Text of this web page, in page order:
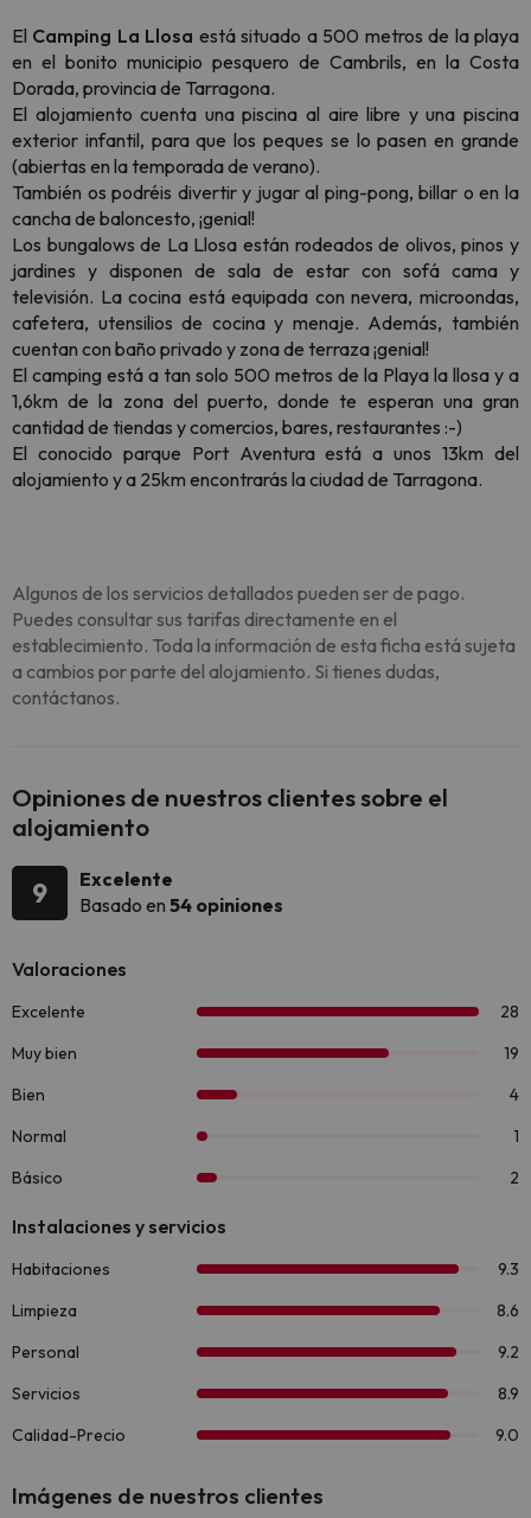
El Camping La Llosa está situado a 500 metros de la playa
en el bonito municipio pesquero de Cambrils, en la Costa
Dorada, provincia de Tarragona.
El alojamiento cuenta una piscina al aire libre y una piscina
exterior infantil, para que los peques se lo pasen en grande
(abiertas en la temporada de verano).
También os podréis divertir y jugar al ping-pong, billar o en la
cancha de baloncesto, ¡genial!
Los bungalows de La Llosa están rodeados de olivos, pinos y
jardines y disponen de sala de estar con sofá cama y
televisión. La cocina está equipada con nevera, microondas,
cafetera, utensilios de cocina y menaje. Además, también
cuentan con baño privado y zona de terraza ¡genial!
El camping está a tan solo 500 metros de la Playa la llosa y a
1,6km de la zona del puerto, donde te esperan una gran
cantidad de tiendas y comercios, bares, restaurantes :-)
El conocido parque Port Aventura está a unos 13km del
alojamiento y a 25km encontrarás la ciudad de Tarragona.
Algunos de los servicios detallados pueden ser de pago.
Puedes consultar sus tarifas directamente en el
establecimiento. Toda la información de esta ficha está sujeta
a cambios por parte del alojamiento. Si tienes dudas,
contáctanos.
Opiniones de nuestros clientes sobre el
alojamiento
9
Excelente
Basado en 54 opiniones
Imágenes de nuestros clientes